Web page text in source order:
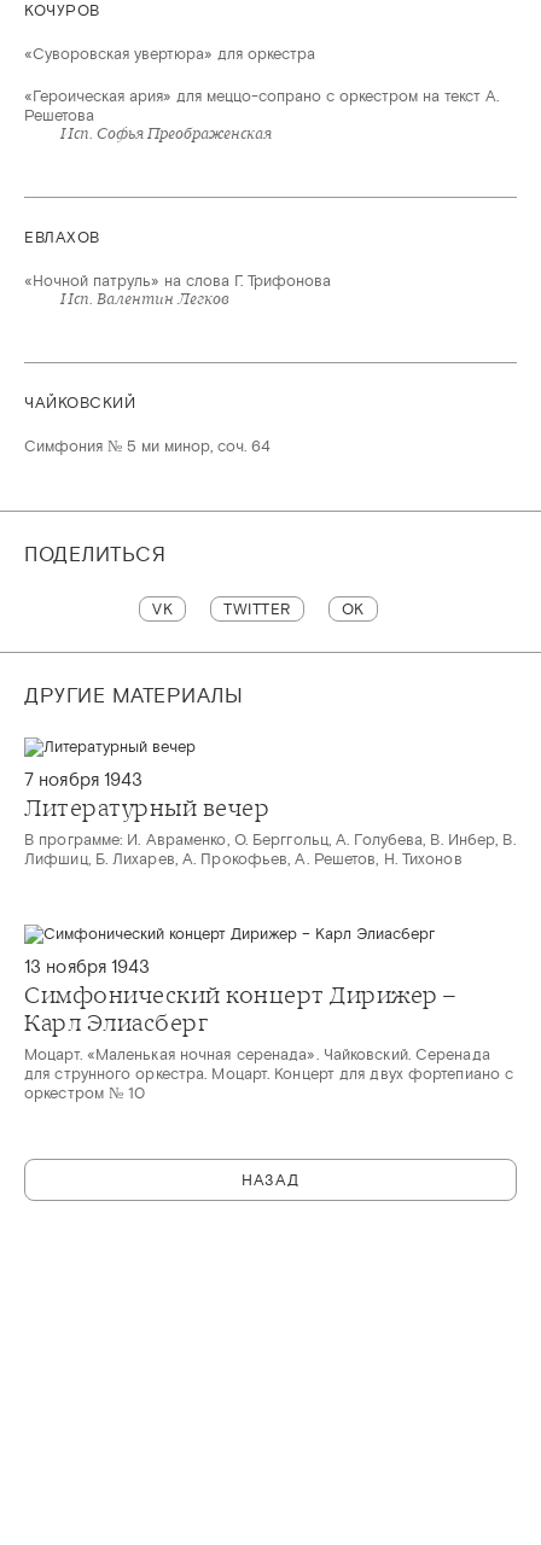
КОЧУРОВ
«Суворовская увертюра» для оркестра
«Героическая ария» для меццо-сопрано с оркестром на текст А.
Решетова
Исп. Софья Преображенская
ЕВЛАХОВ
«Ночной патруль» на слова Г. Трифонова
Исп. Валентин Легков
ЧАЙКОВСКИЙ
Симфония № 5 ми минор, соч. 64
ПОДЕЛИТЬСЯ
VK TWITTER OK
ДРУГИЕ МАТЕРИАЛЫ
7 ноября 1943
Литературный вечер
В программе: И. Авраменко, О. Берггольц, А. Голубева, В. Инбер, В.
Лифшиц, Б. Лихарев, А. Прокофьев, А. Решетов, Н. Тихонов
13 ноября 1943
Симфонический концерт Дирижер –
Карл Элиасберг
Моцарт. «Маленькая ночная серенада». Чайковский. Серенада
для струнного оркестра. Моцарт. Концерт для двух фортепиано с
оркестром № 10
НАЗАД